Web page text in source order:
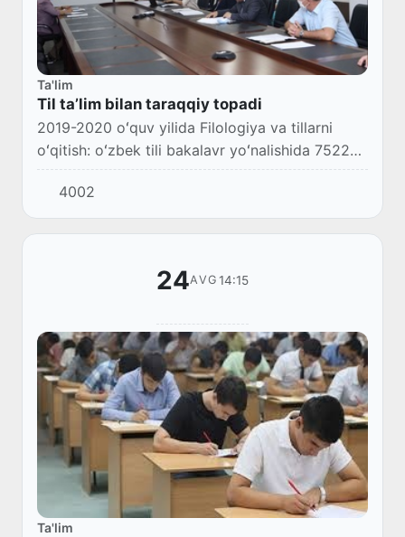
Ta'lim
Til taʼlim bilan taraqqiy topadi
2019-2020 oʻquv yilida Filologiya va tillarni
oʻqitish: oʻzbek tili bakalavr yoʻnalishida 7522
nafar, Oʻzbek tili va adabiyoti yoʻnalishida 3895
nafar bakalavrlar tayyorlangan boʻl...
4002
24AVG 14:15
Ta'lim